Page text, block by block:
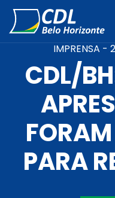
IMPRENSA -
CDL/
PARA